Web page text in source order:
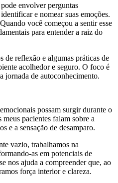
envolver perguntas
e nomear suas emoções.
você começou a sentir esse
para entender a raiz do
de reflexão e algumas práticas de
acolhedor e seguro. O foco é
jornada de autoconhecimento.
possam surgir durante o
pacientes falam sobre a
e a sensação de desamparo.
vazio, trabalhamos na
as em potenciais de
nos ajuda a compreender que, ao
força interior e clareza.